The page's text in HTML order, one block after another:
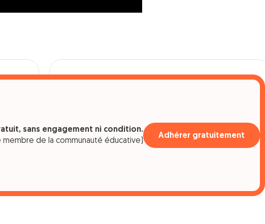
sans engagement ni condition.
membre de la communauté éducative)
Adhérer gratuitement
49 OFFRES EN COURS